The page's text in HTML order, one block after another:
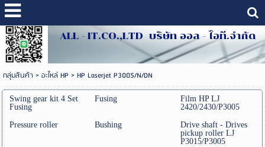
ALL - IT.CO.,LTD บริษัท ออล - ไอที.จำกัด
กลุ่มสินค้า > อะไหล่ HP> HP Laserjet P3005/N/DN
Swing gear kit 4 Set
Fusing
Fusing
Film HP LJ
2420/2430/P3005
Pressure roller
Bushing
Drive shaft - Drives
pickup roller LJ
P3015/P3005